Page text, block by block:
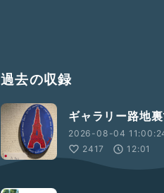
過去の収録
ギャラリー路地
2026-08-04
2417
12:01